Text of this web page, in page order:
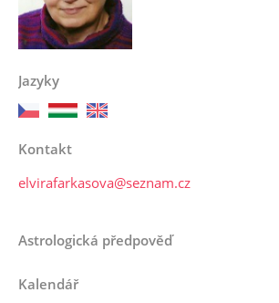
Jazyky
Kontakt
elvirafarkasova@seznam.cz
Astrologická předpověď
Kalendář